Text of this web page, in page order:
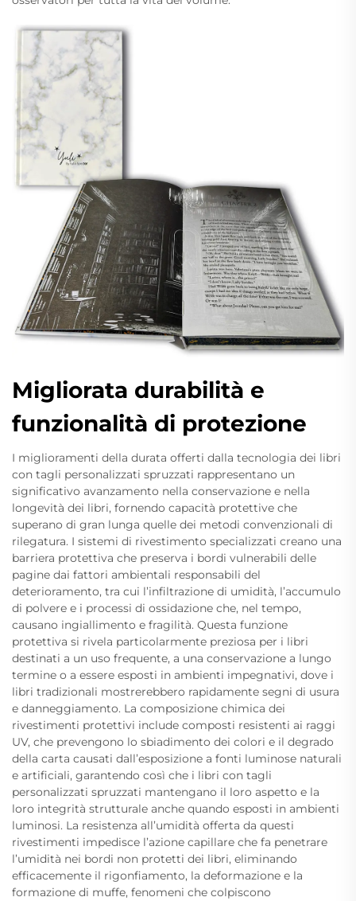
Migliorata durabilità e
funzionalità di protezione
I miglioramenti della durata offerti dalla tecnologia dei libri
con tagli personalizzati spruzzati rappresentano un
significativo avanzamento nella conservazione e nella
longevità dei libri, fornendo capacità protettive che
superano di gran lunga quelle dei metodi convenzionali di
rilegatura. I sistemi di rivestimento specializzati creano una
barriera protettiva che preserva i bordi vulnerabili delle
pagine dai fattori ambientali responsabili del
deterioramento, tra cui l’infiltrazione di umidità, l’accumulo
di polvere e i processi di ossidazione che, nel tempo,
causano ingiallimento e fragilità. Questa funzione
protettiva si rivela particolarmente preziosa per i libri
destinati a un uso frequente, a una conservazione a lungo
termine o a essere esposti in ambienti impegnativi, dove i
libri tradizionali mostrerebbero rapidamente segni di usura
e danneggiamento. La composizione chimica dei
rivestimenti protettivi include composti resistenti ai raggi
UV, che prevengono lo sbiadimento dei colori e il degrado
della carta causati dall’esposizione a fonti luminose naturali
e artificiali, garantendo così che i libri con tagli
personalizzati spruzzati mantengano il loro aspetto e la
loro integrità strutturale anche quando esposti in ambienti
luminosi. La resistenza all’umidità offerta da questi
rivestimenti impedisce l’azione capillare che fa penetrare
l’umidità nei bordi non protetti dei libri, eliminando
efficacemente il rigonfiamento, la deformazione e la
formazione di muffe, fenomeni che colpiscono